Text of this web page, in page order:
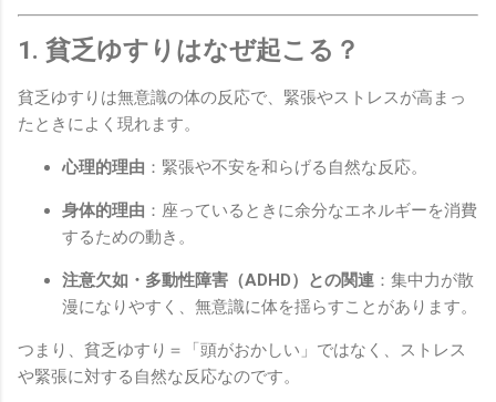
1. 貧乏ゆすりはなぜ起こる？
貧乏ゆすりは無意識の体の反応で、緊張やストレスが高まっ
たときによく現れます。
心理的理由 ：緊張や不安を和らげる自然な反応。
身体的理由 ：座っているときに余分なエネルギーを消費
するための動き。
注意欠如・多動性障害（ADHD）との関連 ：集中力が散
漫になりやすく、無意識に体を揺らすことがあります。
つまり、貧乏ゆすり＝「頭がおかしい」ではなく、ストレス
や緊張に対する自然な反応なのです。